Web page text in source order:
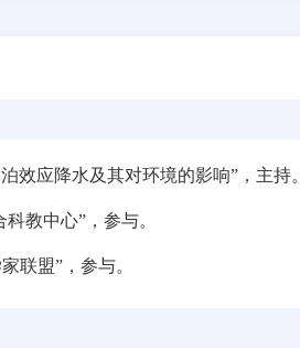
效应降水及其对环境的影响”，主持。
科教中心” ，参与。
联盟”，参与。